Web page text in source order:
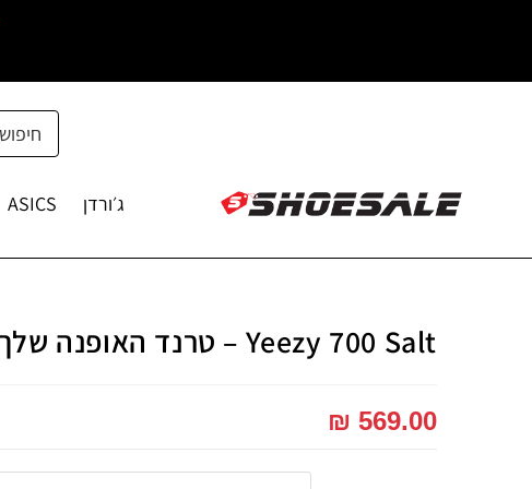
ג׳ורדן ASICS
Yeezy 700 Salt – טרנד האופנה שלך!
₪ 569.00